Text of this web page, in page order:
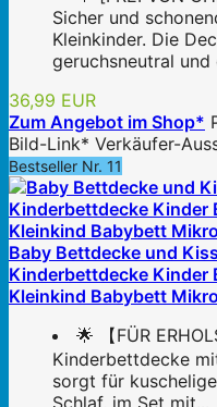
Sicher und
Kleinkinder. Die
geruchsneutral und
36,99 EUR
Zum Angebot im Shop*
Bild-Link* Verkäufer-
Bestseller Nr. 11
Baby Bettdecke und
Kinderbettdecke Kinder
Kleinkind Babybett
🌟 【FÜR
Kinderbettdecke
sorgt für